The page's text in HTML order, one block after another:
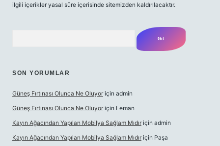
ilgili içerikler yasal süre içerisinde sitemizden kaldırılacaktır.
SON YORUMLAR
Güneş Fırtınası Olunca Ne Oluyor için admin
Güneş Fırtınası Olunca Ne Oluyor için Leman
Kayın Ağacından Yapılan Mobilya Sağlam Mıdır için admin
Kayın Ağacından Yapılan Mobilya Sağlam Mıdır için Paşa